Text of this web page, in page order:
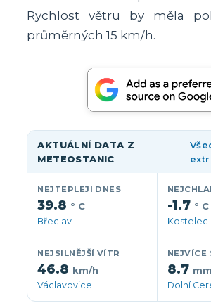
Rychlost větru by měla
průměrných 15 km/h.
AKTUÁLNÍ DATA Z
METEOSTANIC
NEJTEPLEJI DNES
39.8 ° C
Břeclav
-1.7 ° C
Kostelec
NEJSILNĚJŠÍ VÍTR
46.8 km/h
Václavovice
NEJVÍCE
8.7 mm
Dolní